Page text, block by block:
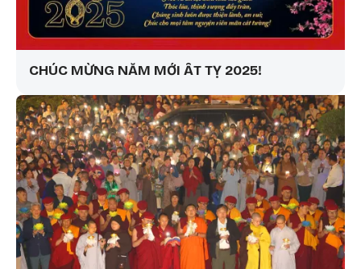
CHÚC MỪNG NĂM MỚI ẤT TỴ 2025!